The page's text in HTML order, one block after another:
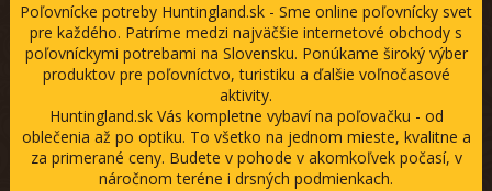
Poľovnícke potreby Huntingland.sk - Sme online poľovnícky svet
pre každého. Patríme medzi najväčšie internetové obchody s
poľovníckymi potrebami na Slovensku. Ponúkame široký výber
produktov pre poľovníctvo, turistiku a ďalšie voľnočasové
aktivity.
Huntingland.sk Vás kompletne vybaví na poľovačku - od
oblečenia až po optiku. To všetko na jednom mieste, kvalitne a
za primerané ceny. Budete v pohode v akomkoľvek počasí, v
náročnom teréne i drsných podmienkach.